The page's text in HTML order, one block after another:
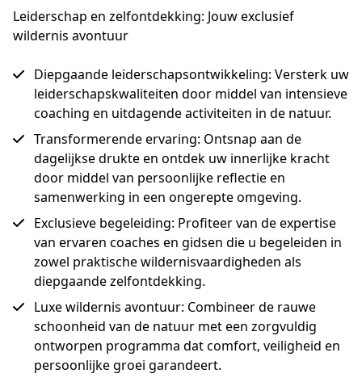
Leiderschap en zelfontdekking: Jouw exclusief
wildernis avontuur
Diepgaande leiderschapsontwikkeling: Versterk uw
leiderschapskwaliteiten door middel van intensieve
coaching en uitdagende activiteiten in de natuur.
Transformerende ervaring: Ontsnap aan de
dagelijkse drukte en ontdek uw innerlijke kracht
door middel van persoonlijke reflectie en
samenwerking in een ongerepte omgeving.
Exclusieve begeleiding: Profiteer van de expertise
van ervaren coaches en gidsen die u begeleiden in
zowel praktische wildernisvaardigheden als
diepgaande zelfontdekking.
Luxe wildernis avontuur: Combineer de rauwe
schoonheid van de natuur met een zorgvuldig
ontworpen programma dat comfort, veiligheid en
persoonlijke groei garandeert.